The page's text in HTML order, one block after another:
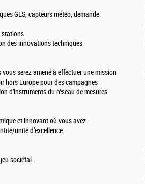
GES, capteurs météo, demande
stations.
des innovations techniques
serez amené à effectuer une mission
hors Europe pour des campagnes
d’instruments du réseau de mesures.
et innovant où vous avez
unité d’excellence.
sociétal.